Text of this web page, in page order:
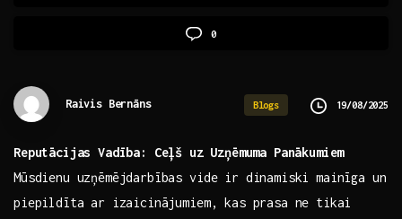
0
Raivis Bernāns Blogs 19/08/2025
Reputācijas Vadība: Ceļš ⁣uz Uzņēmuma Panākumiem
Mūsdienu uzņēmējdarbības vide ir dinamiski mainīga un
piepildīta ar izaicinājumiem, kas prasa ne tikai